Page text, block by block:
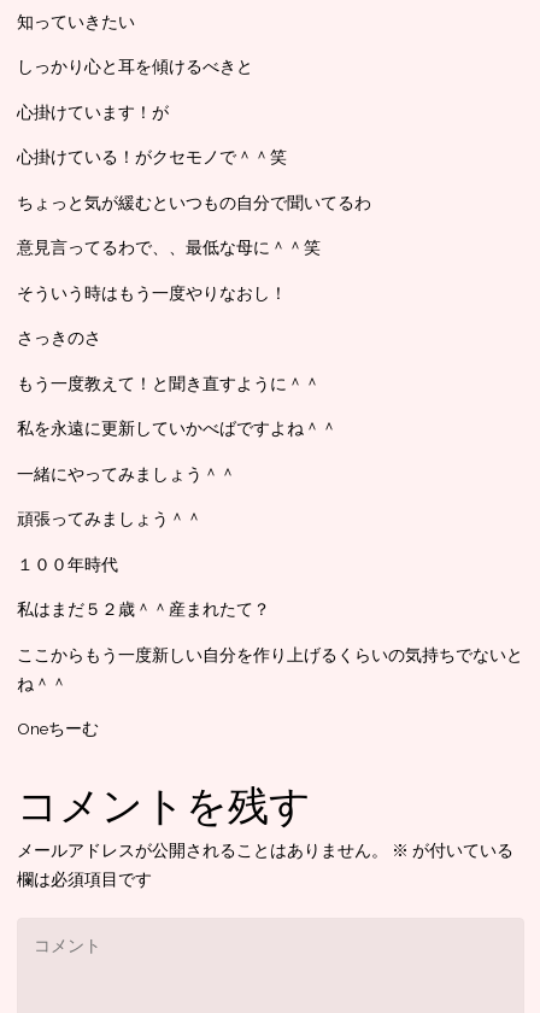
知っていきたい
しっかり心と耳を傾けるべきと
心掛けています！が
心掛けている！がクセモノで＾＾笑
ちょっと気が緩むといつもの自分で聞いてるわ
意見言ってるわで、、最低な母に＾＾笑
そういう時はもう一度やりなおし！
さっきのさ
もう一度教えて！と聞き直すように＾＾
私を永遠に更新していかべばですよね＾＾
一緒にやってみましょう＾＾
頑張ってみましょう＾＾
１００年時代
私はまだ５２歳＾＾産まれたて？
ここからもう一度新しい自分を作り上げるくらいの気持ちでないと
ね＾＾
Oneちーむ
コメントを残す
メールアドレスが公開されることはありません。 ※ が付いている
欄は必須項目です